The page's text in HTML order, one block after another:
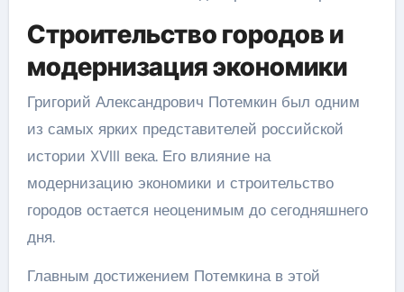
Строительство городов и
модернизация экономики
Григорий Александрович Потемкин был одним
из самых ярких представителей российской
истории XVIII века. Его влияние на
модернизацию экономики и строительство
городов остается неоценимым до сегодняшнего
дня.
Главным достижением Потемкина в этой